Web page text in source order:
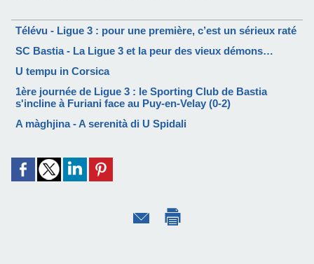
Télévu - Ligue 3 : pour une première, c’est un sérieux raté
SC Bastia - La Ligue 3 et la peur des vieux démons…
U tempu in Corsica
1ère journée de Ligue 3 : le Sporting Club de Bastia
s'incline à Furiani face au Puy-en-Velay (0-2)
A màghjina - A serenità di U Spidali